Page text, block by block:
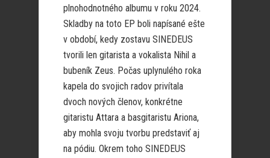
plnohodnotného albumu v roku 2024.
Skladby na toto EP boli napísané ešte
v období, kedy zostavu SINEDEUS
tvorili len gitarista a vokalista Nihil a
bubeník Zeus. Počas uplynulého roka
kapela do svojich radov privítala
dvoch nových členov, konkrétne
gitaristu Attara a basgitaristu Ariona,
aby mohla svoju tvorbu predstaviť aj
na pódiu. Okrem toho SINEDEUS